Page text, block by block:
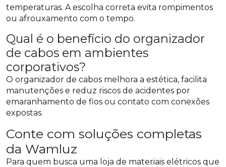
temperaturas. A escolha correta evita rompimentos
ou afrouxamento com o tempo.
Qual é o benefício do organizador
de cabos em ambientes
corporativos?
O organizador de cabos melhora a estética, facilita
manutenções e reduz riscos de acidentes por
emaranhamento de fios ou contato com conexões
expostas.
Conte com soluções completas
da Wamluz
Para quem busca uma loja de materiais elétricos que